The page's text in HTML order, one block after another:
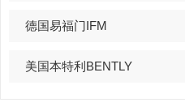
德国易福门IFM
美国本特利BENTLY